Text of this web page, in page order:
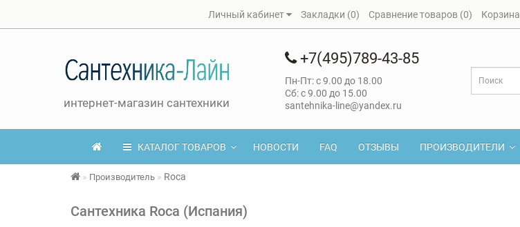
Личный кабинет Закладки (0) Сравнение товаров (0) Корзина
интернет-магазин сантехники
+7(495)789-43-85
Пн-Пт: с 9.00 до 18.00
Сб: с 9.00 до 15.00
santehnika-line@yandex.ru
КАТАЛОГ ТОВАРОВ НОВОСТИ FAQ ОТЗЫВЫ ПРОИЗВОДИТЕЛИ
Производитель Roca
Сантехника Roca (Испания)